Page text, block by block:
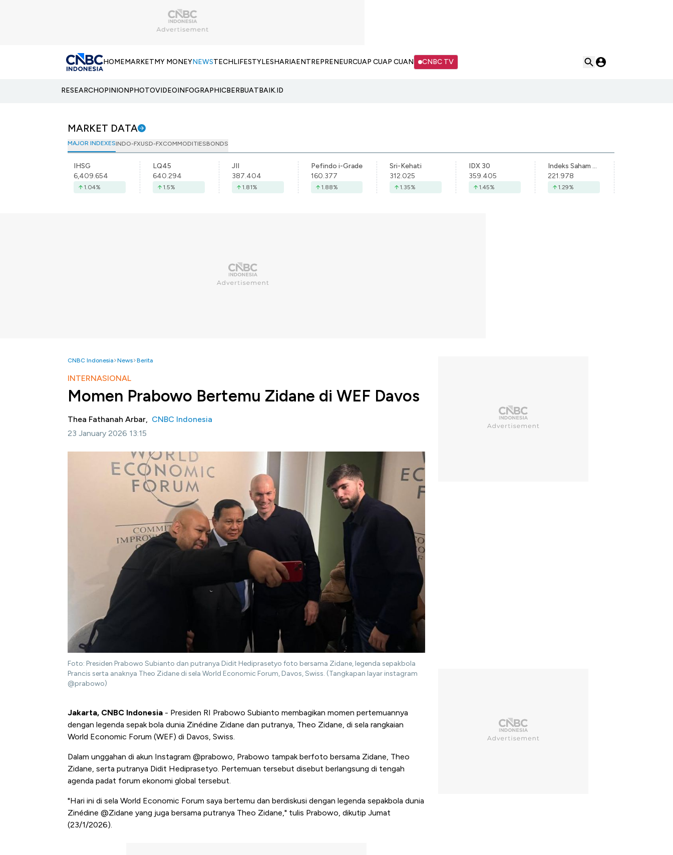
HOMEMARKETMY MONEYNEWSTECHLIFESTYLESHARIAENTREPRENEURCUAP CUAP CUAN CNBC TV
RESEARCHOPINIONPHOTOVIDEOINFOGRAPHICBERBUATBAIK.ID
MARKET DATA
MAJOR INDEXESINDO-FXUSD-FXCOMMODITIESBONDS
IHSG
6,409.654
1.04%
LQ45
640.294
1.5%
JII
387.404
1.81%
Pefindo i-Grade
160.377
1.88%
Sri-Kehati
312.025
1.35%
IDX 30
359.405
1.45%
Indeks Saham Syariah Indonesia
221.978
1.29%
CNBC Indonesia News Berita
INTERNASIONAL
Momen Prabowo Bertemu Zidane di WEF Davos
Thea Fathanah Arbar, CNBC Indonesia
23 January 2026 13:15
Foto: Presiden Prabowo Subianto dan putranya Didit Hediprasetyo foto bersama Zidane, legenda sepakbola
Prancis serta anaknya Theo Zidane di sela World Economic Forum, Davos, Swiss. (Tangkapan layar instagram
@prabowo)
Jakarta, CNBC Indonesia - Presiden RI Prabowo Subianto membagikan momen pertemuannya
dengan legenda sepak bola dunia Zinédine Zidane dan putranya, Theo Zidane, di sela rangkaian
World Economic Forum (WEF) di Davos, Swiss.
Dalam unggahan di akun Instagram @prabowo, Prabowo tampak berfoto bersama Zidane, Theo
Zidane, serta putranya Didit Hediprasetyo. Pertemuan tersebut disebut berlangsung di tengah
agenda padat forum ekonomi global tersebut.
"Hari ini di sela World Economic Forum saya bertemu dan berdiskusi dengan legenda sepakbola dunia
Zinédine @Zidane yang juga bersama putranya Theo Zidane," tulis Prabowo, dikutip Jumat
(23/1/2026).